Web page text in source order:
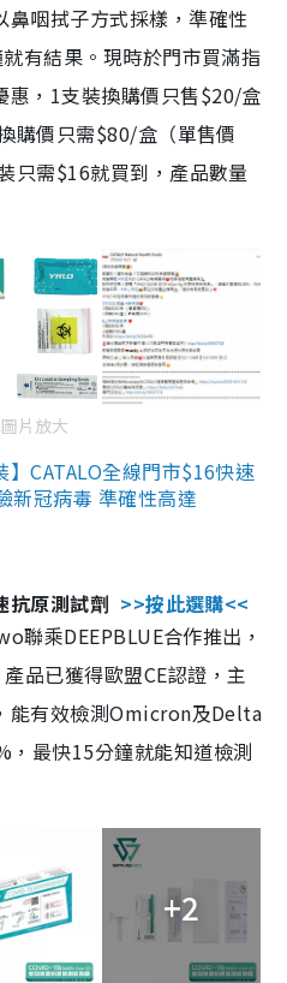
咽拭子方式採樣，準確性
有結果。現時於門市買滿指
惠，1支裝換購價只售$20/盒
購價只需$80/盒（單售價
只需$16就買到，產品數量
片放大
CATALO全線門市$16快速
新冠病毒 準確性高達
原測試劑 >>按此選購<<
聯乘DEEPBLUE合作推出，
品已獲得歐盟CE認證，主
能有效檢測Omicron及Delta
，最快15分鐘就能知道檢測
+2